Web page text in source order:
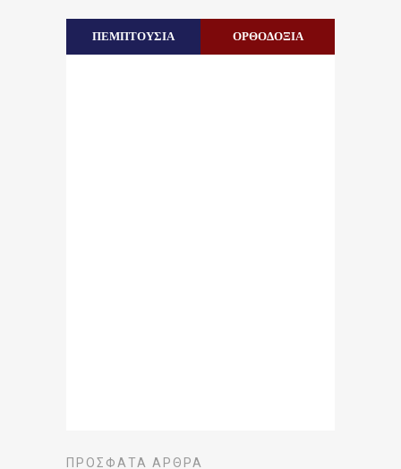
ΠΕΜΠΤΟΥΣΙΑ ΟΡΘΟΔΟΞΙΑ
ΠΡΌΣΦΑΤΑ ΆΡΘΡΑ